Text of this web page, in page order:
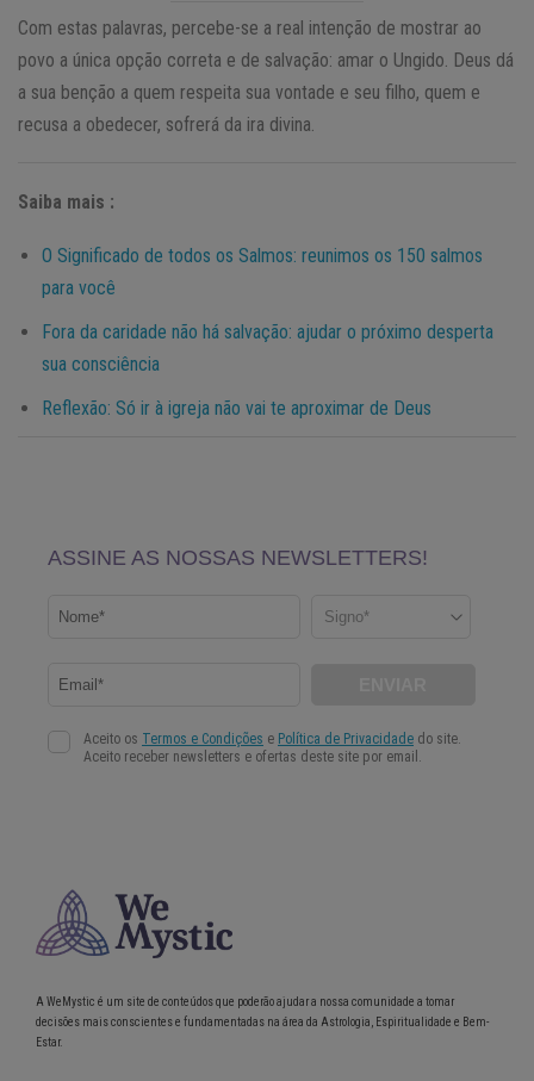
Com estas palavras, percebe-se a real intenção de mostrar ao
povo a única opção correta e de salvação: amar o Ungido. Deus dá
a sua benção a quem respeita sua vontade e seu filho, quem e
recusa a obedecer, sofrerá da ira divina.
Saiba mais :
O Significado de todos os Salmos: reunimos os 150 salmos
para você
Fora da caridade não há salvação: ajudar o próximo desperta
sua consciência
Reflexão: Só ir à igreja não vai te aproximar de Deus
A WeMystic é um site de conteúdos que poderão ajudar a nossa comunidade a tomar
decisões mais conscientes e fundamentadas na área da Astrologia, Espiritualidade e Bem-
Estar.